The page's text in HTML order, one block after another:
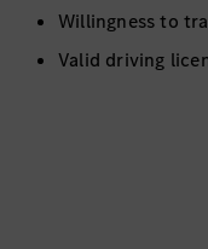
Willingness to
Valid driving